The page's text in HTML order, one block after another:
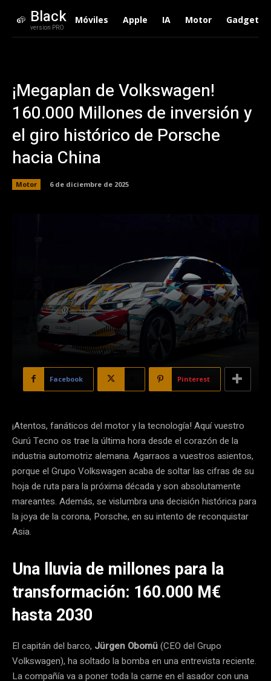
Black
version PRO
Móviles Apple IA Motor Gadgets
¡Megaplan de Volkswagen!
160.000 Millones de inversión y
el giro histórico de Porsche
hacia China
Motor 6 de diciembre de 2025
Facebook Pinterest
¡Atentos, fanáticos del motor y la tecnología! Aquí vuestro
Gurú Tecno os trae la última hora desde el corazón de la
industria automotriz alemana. Agarraos a vuestros asientos,
porque el Grupo Volkswagen acaba de soltar las cifras de su
hoja de ruta para la próxima década y son absolutamente
mareantes. Además, se vislumbra una decisión histórica para
la joya de la corona, Porsche, en su intento de reconquistar
Asia.
Una lluvia de millones para la
transformación: 160.000 M€
hasta 2030
El capitán del barco, Jürgen Obomü(CEO del Grupo
Volkswagen), ha soltado la bomba en una entrevista reciente.
La compañía va a poner toda la carne en el asador con una